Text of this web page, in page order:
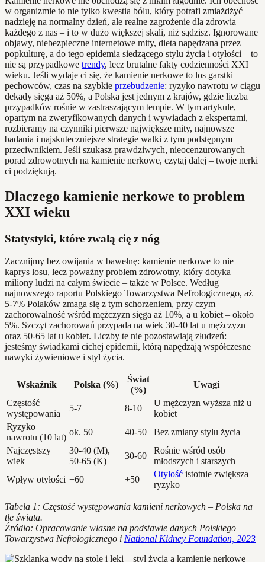
w organizmie to nie tylko kwestia bólu, który potrafi zmiażdżyć
nadzieję na normalny dzień, ale realne zagrożenie dla zdrowia
każdego z nas – i to w dużo większej skali, niż sądzisz. Ignorowane
objawy, niebezpieczne internetowe mity, dieta napędzana przez
popkulturę, a do tego epidemia siedzącego stylu życia i otyłości – to
nie są przypadkowe trendy, lecz brutalne fakty codzienności XXI
wieku. Jeśli wydaje ci się, że kamienie nerkowe to los garstki
pechowców, czas na szybkie przebudzenie: ryzyko nawrotu w ciągu
dekady sięga aż 50%, a Polska jest jednym z krajów, gdzie liczba
przypadków rośnie w zastraszającym tempie. W tym artykule,
opartym na zweryfikowanych danych i wywiadach z ekspertami,
rozbieramy na czynniki pierwsze największe mity, najnowsze
badania i najskuteczniejsze strategie walki z tym podstępnym
przeciwnikiem. Jeśli szukasz prawdziwych, nieocenzurowanych
porad zdrowotnych na kamienie nerkowe, czytaj dalej – twoje nerki
ci podziękują.
Dlaczego kamienie nerkowe to problem
XXI wieku
Statystyki, które zwalą cię z nóg
Zacznijmy bez owijania w bawełnę: kamienie nerkowe to nie
kaprys losu, lecz poważny problem zdrowotny, który dotyka
miliony ludzi na całym świecie – także w Polsce. Według
najnowszego raportu Polskiego Towarzystwa Nefrologicznego, aż
5-7% Polaków zmaga się z tym schorzeniem, przy czym
zachorowalność wśród mężczyzn sięga aż 10%, a u kobiet – około
5%. Szczyt zachorowań przypada na wiek 30-40 lat u mężczyzn
oraz 50-65 lat u kobiet. Liczby te nie pozostawiają złudzeń:
jesteśmy świadkami cichej epidemii, którą napędzają współczesne
nawyki żywieniowe i styl życia.
Wskaźnik Polska (%)
Świat
(%)
Uwagi
Częstość
występowania
5-7 8-10
U mężczyzn wyższa niż u
kobiet
Ryzyko
nawrotu (10 lat)
ok. 50 40-50
Bez zmiany stylu życia
Najczęstszy
wiek
30-40 (M),
50-65 (K)
30-60
Rośnie wśród osób
młodszych i starszych
Wpływ otyłości +60 +50
Otyłość istotnie zwiększa
ryzyko
Tabela 1: Częstość występowania kamieni nerkowych – Polska na
tle świata.
Źródło: Opracowanie własne na podstawie danych Polskiego
Towarzystwa Nefrologicznego i National Kidney Foundation, 2023